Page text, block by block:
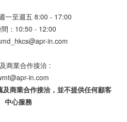
一至週五 8:00 - 17:00
：10:50 - 12:00
in.com
商業合作接洽 :
in.com
商業合作接洽，並不提供任何顧客
中心服務